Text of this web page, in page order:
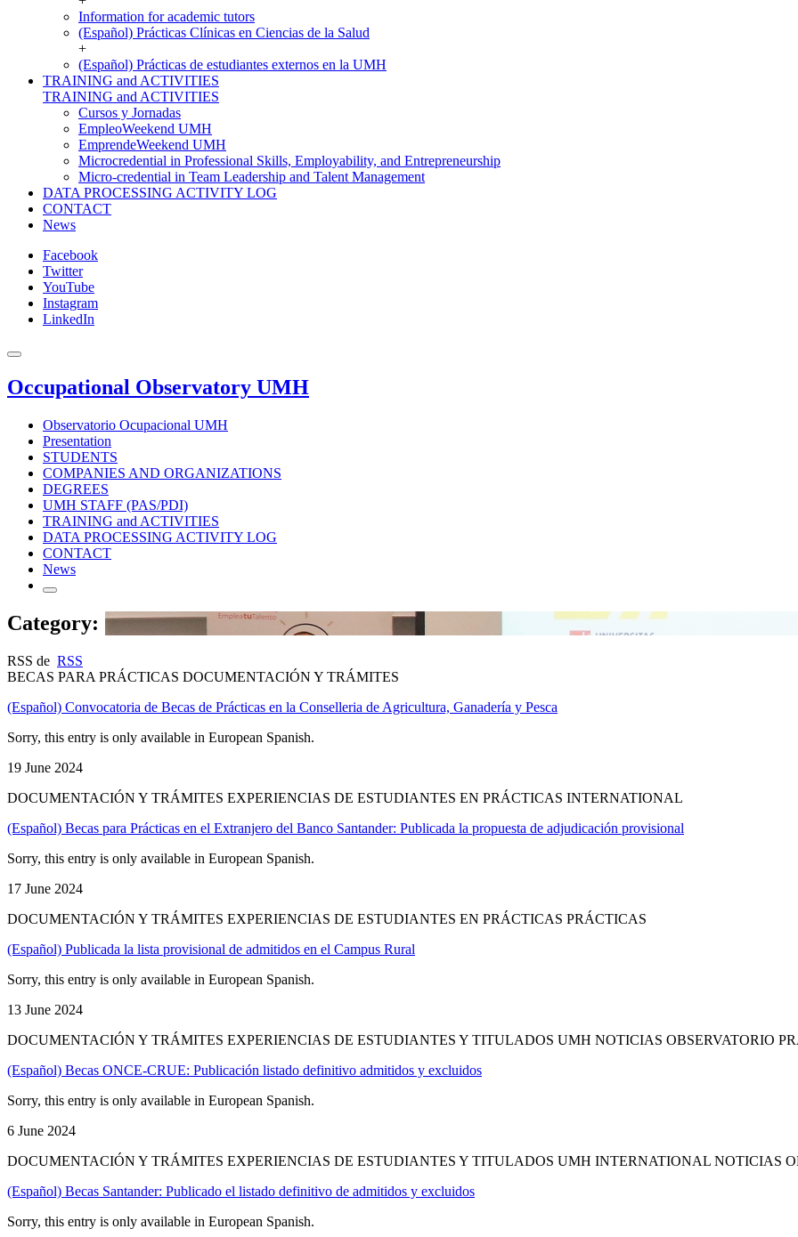
Information for academic tutors
(Español) Prácticas Clínicas en Ciencias de la Salud
+
(Español) Prácticas de estudiantes externos en la UMH
TRAINING and ACTIVITIES
TRAINING and ACTIVITIES
Cursos y Jornadas
EmpleoWeekend UMH
EmprendeWeekend UMH
Microcredential in Professional Skills, Employability, and Entrepreneurship
Micro-credential in Team Leadership and Talent Management
DATA PROCESSING ACTIVITY LOG
CONTACT
News
Facebook
Twitter
YouTube
Instagram
LinkedIn
Occupational Observatory UMH
Observatorio Ocupacional UMH
Presentation
STUDENTS
COMPANIES AND ORGANIZATIONS
DEGREES
UMH STAFF (PAS/PDI)
TRAINING and ACTIVITIES
DATA PROCESSING ACTIVITY LOG
CONTACT
News
Category:
RSS de RSS
BECAS PARA PRÁCTICAS DOCUMENTACIÓN Y TRÁMITES
(Español) Convocatoria de Becas de Prácticas en la Conselleria de Agricultura, Ganadería y Pesca
Sorry, this entry is only available in European Spanish.
19 June 2024
DOCUMENTACIÓN Y TRÁMITES EXPERIENCIAS DE ESTUDIANTES EN PRÁCTICAS INTERNATIONAL
(Español) Becas para Prácticas en el Extranjero del Banco Santander: Publicada la propuesta de adjudicación provisional
Sorry, this entry is only available in European Spanish.
17 June 2024
DOCUMENTACIÓN Y TRÁMITES EXPERIENCIAS DE ESTUDIANTES EN PRÁCTICAS PRÁCTICAS
(Español) Publicada la lista provisional de admitidos en el Campus Rural
Sorry, this entry is only available in European Spanish.
13 June 2024
DOCUMENTACIÓN Y TRÁMITES EXPERIENCIAS DE ESTUDIANTES Y TITULADOS UMH NOTICIAS OBSERVATORIO
(Español) Becas ONCE-CRUE: Publicación listado definitivo admitidos y excluidos
Sorry, this entry is only available in European Spanish.
6 June 2024
DOCUMENTACIÓN Y TRÁMITES EXPERIENCIAS DE ESTUDIANTES Y TITULADOS UMH INTERNATIONAL NOTICIAS
(Español) Becas Santander: Publicado el listado definitivo de admitidos y excluidos
Sorry, this entry is only available in European Spanish.